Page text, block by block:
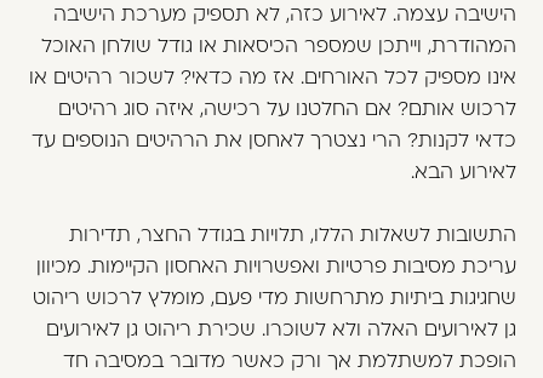
הישיבה עצמה. לאירוע כזה, לא תספיק מערכת הישיבה
המהודרת, וייתכן שמספר הכיסאות או גודל שולחן האוכל
אינו מספיק לכל האורחים. אז מה כדאי? לשכור רהיטים או
לרכוש אותם? אם החלטנו על רכישה, איזה סוג רהיטים
כדאי לקנות? הרי נצטרך לאחסן את הרהיטים הנוספים עד
לאירוע הבא.
התשובות לשאלות הללו, תלויות בגודל החצר, תדירות
עריכת מסיבות פרטיות ואפשרויות האחסון הקיימות. מכיוון
שחגיגות ביתיות מתרחשות מדי פעם, מומלץ לרכוש ריהוט
גן לאירועים האלה ולא לשוכרו. שכירת ריהוט גן לאירועים
הופכת למשתלמת אך ורק כאשר מדובר במסיבה חד